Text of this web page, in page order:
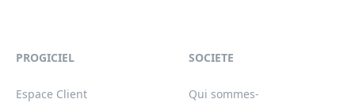
PROGICIEL
Espace Client
SOCIETE
Qui sommes-